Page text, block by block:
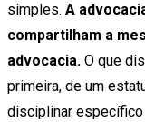
simples. A
compartilham a
advocacia. O que
primeira, de um
disciplinar específico